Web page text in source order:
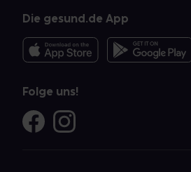
Die gesund.de App
Folge uns!